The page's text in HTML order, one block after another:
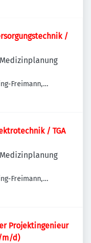
/
Freimann,
/ TGA
Freimann,
Projektingenieur
m/d)